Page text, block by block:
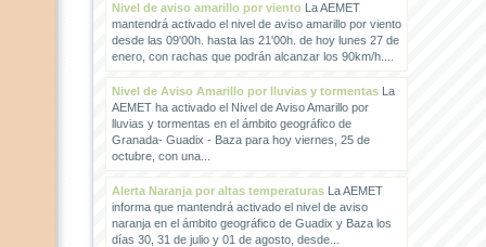
Nivel de aviso amarillo por vientoLa AEMET
mantendrá activado el nivel de aviso amarillo por viento
desde las 09'00h. hasta las 21'00h. de hoy lunes 27 de
enero, con rachas que podrán alcanzar los 90km/h....
Nivel de Aviso Amarillo por lluvias y tormentasLa
AEMET ha activado el Nivel de Aviso Amarillo por
lluvias y tormentas en el ámbito geográfico de
Granada- Guadix - Baza para hoy viernes, 25 de
octubre, con una...
Alerta Naranja por altas temperaturasLa AEMET
informa que mantendrá activado el nivel de aviso
naranja en el ámbito geográfico de Guadix y Baza los
días 30, 31 de julio y 01 de agosto, desde...